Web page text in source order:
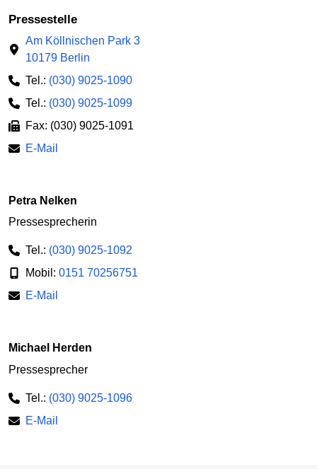
Pressestelle
Am Köllnischen Park 3
10179 Berlin
Tel.: (030) 9025-1090
Tel.: (030) 9025-1099
Fax: (030) 9025-1091
E-Mail
Petra Nelken
Pressesprecherin
Tel.: (030) 9025-1092
Mobil: 0151 70256751
E-Mail
Michael Herden
Pressesprecher
Tel.: (030) 9025-1096
E-Mail